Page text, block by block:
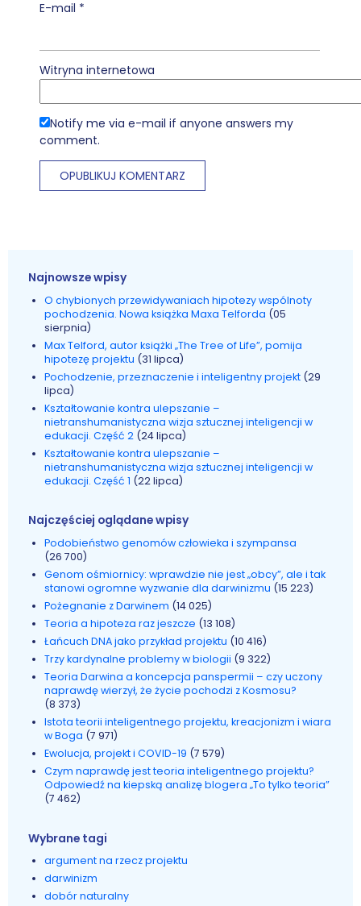
E-mail *
Witryna internetowa
Notify me via e-mail if anyone answers my
comment.
Najnowsze wpisy
O chybionych przewidywaniach hipotezy wspólnoty
pochodzenia. Nowa książka Maxa Telforda (05
sierpnia)
Max Telford, autor książki „The Tree of Life”, pomija
hipotezę projektu (31 lipca)
Pochodzenie, przeznaczenie i inteligentny projekt (29
lipca)
Kształtowanie kontra ulepszanie –
nietranshumanistyczna wizja sztucznej inteligencji w
edukacji. Część 2 (24 lipca)
Kształtowanie kontra ulepszanie –
nietranshumanistyczna wizja sztucznej inteligencji w
edukacji. Część 1 (22 lipca)
Najczęściej oglądane wpisy
Podobieństwo genomów człowieka i szympansa
(26 700)
Genom ośmiornicy: wprawdzie nie jest „obcy”, ale i tak
stanowi ogromne wyzwanie dla darwinizmu (15 223)
Pożegnanie z Darwinem (14 025)
Teoria a hipoteza raz jeszcze (13 108)
Łańcuch DNA jako przykład projektu (10 416)
Trzy kardynalne problemy w biologii (9 322)
Teoria Darwina a koncepcja panspermii – czy uczony
naprawdę wierzył, że życie pochodzi z Kosmosu?
(8 373)
Istota teorii inteligentnego projektu, kreacjonizm i wiara
w Boga (7 971)
Ewolucja, projekt i COVID-19 (7 579)
Czym naprawdę jest teoria inteligentnego projektu?
Odpowiedź na kiepską analizę blogera „To tylko teoria”
(7 462)
Wybrane tagi
argument na rzecz projektu
darwinizm
dobór naturalny